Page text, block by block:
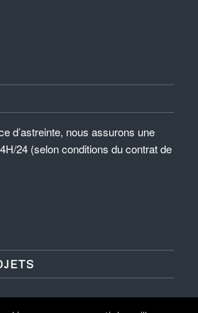
d’astreinte, nous assurons une
24 (selon conditions du contrat de